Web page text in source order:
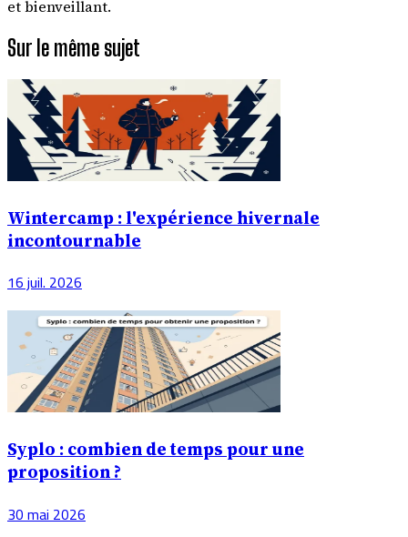
et bienveillant.
Sur le même sujet
Wintercamp : l'expérience hivernale
incontournable
16 juil. 2026
Syplo : combien de temps pour une
proposition ?
30 mai 2026